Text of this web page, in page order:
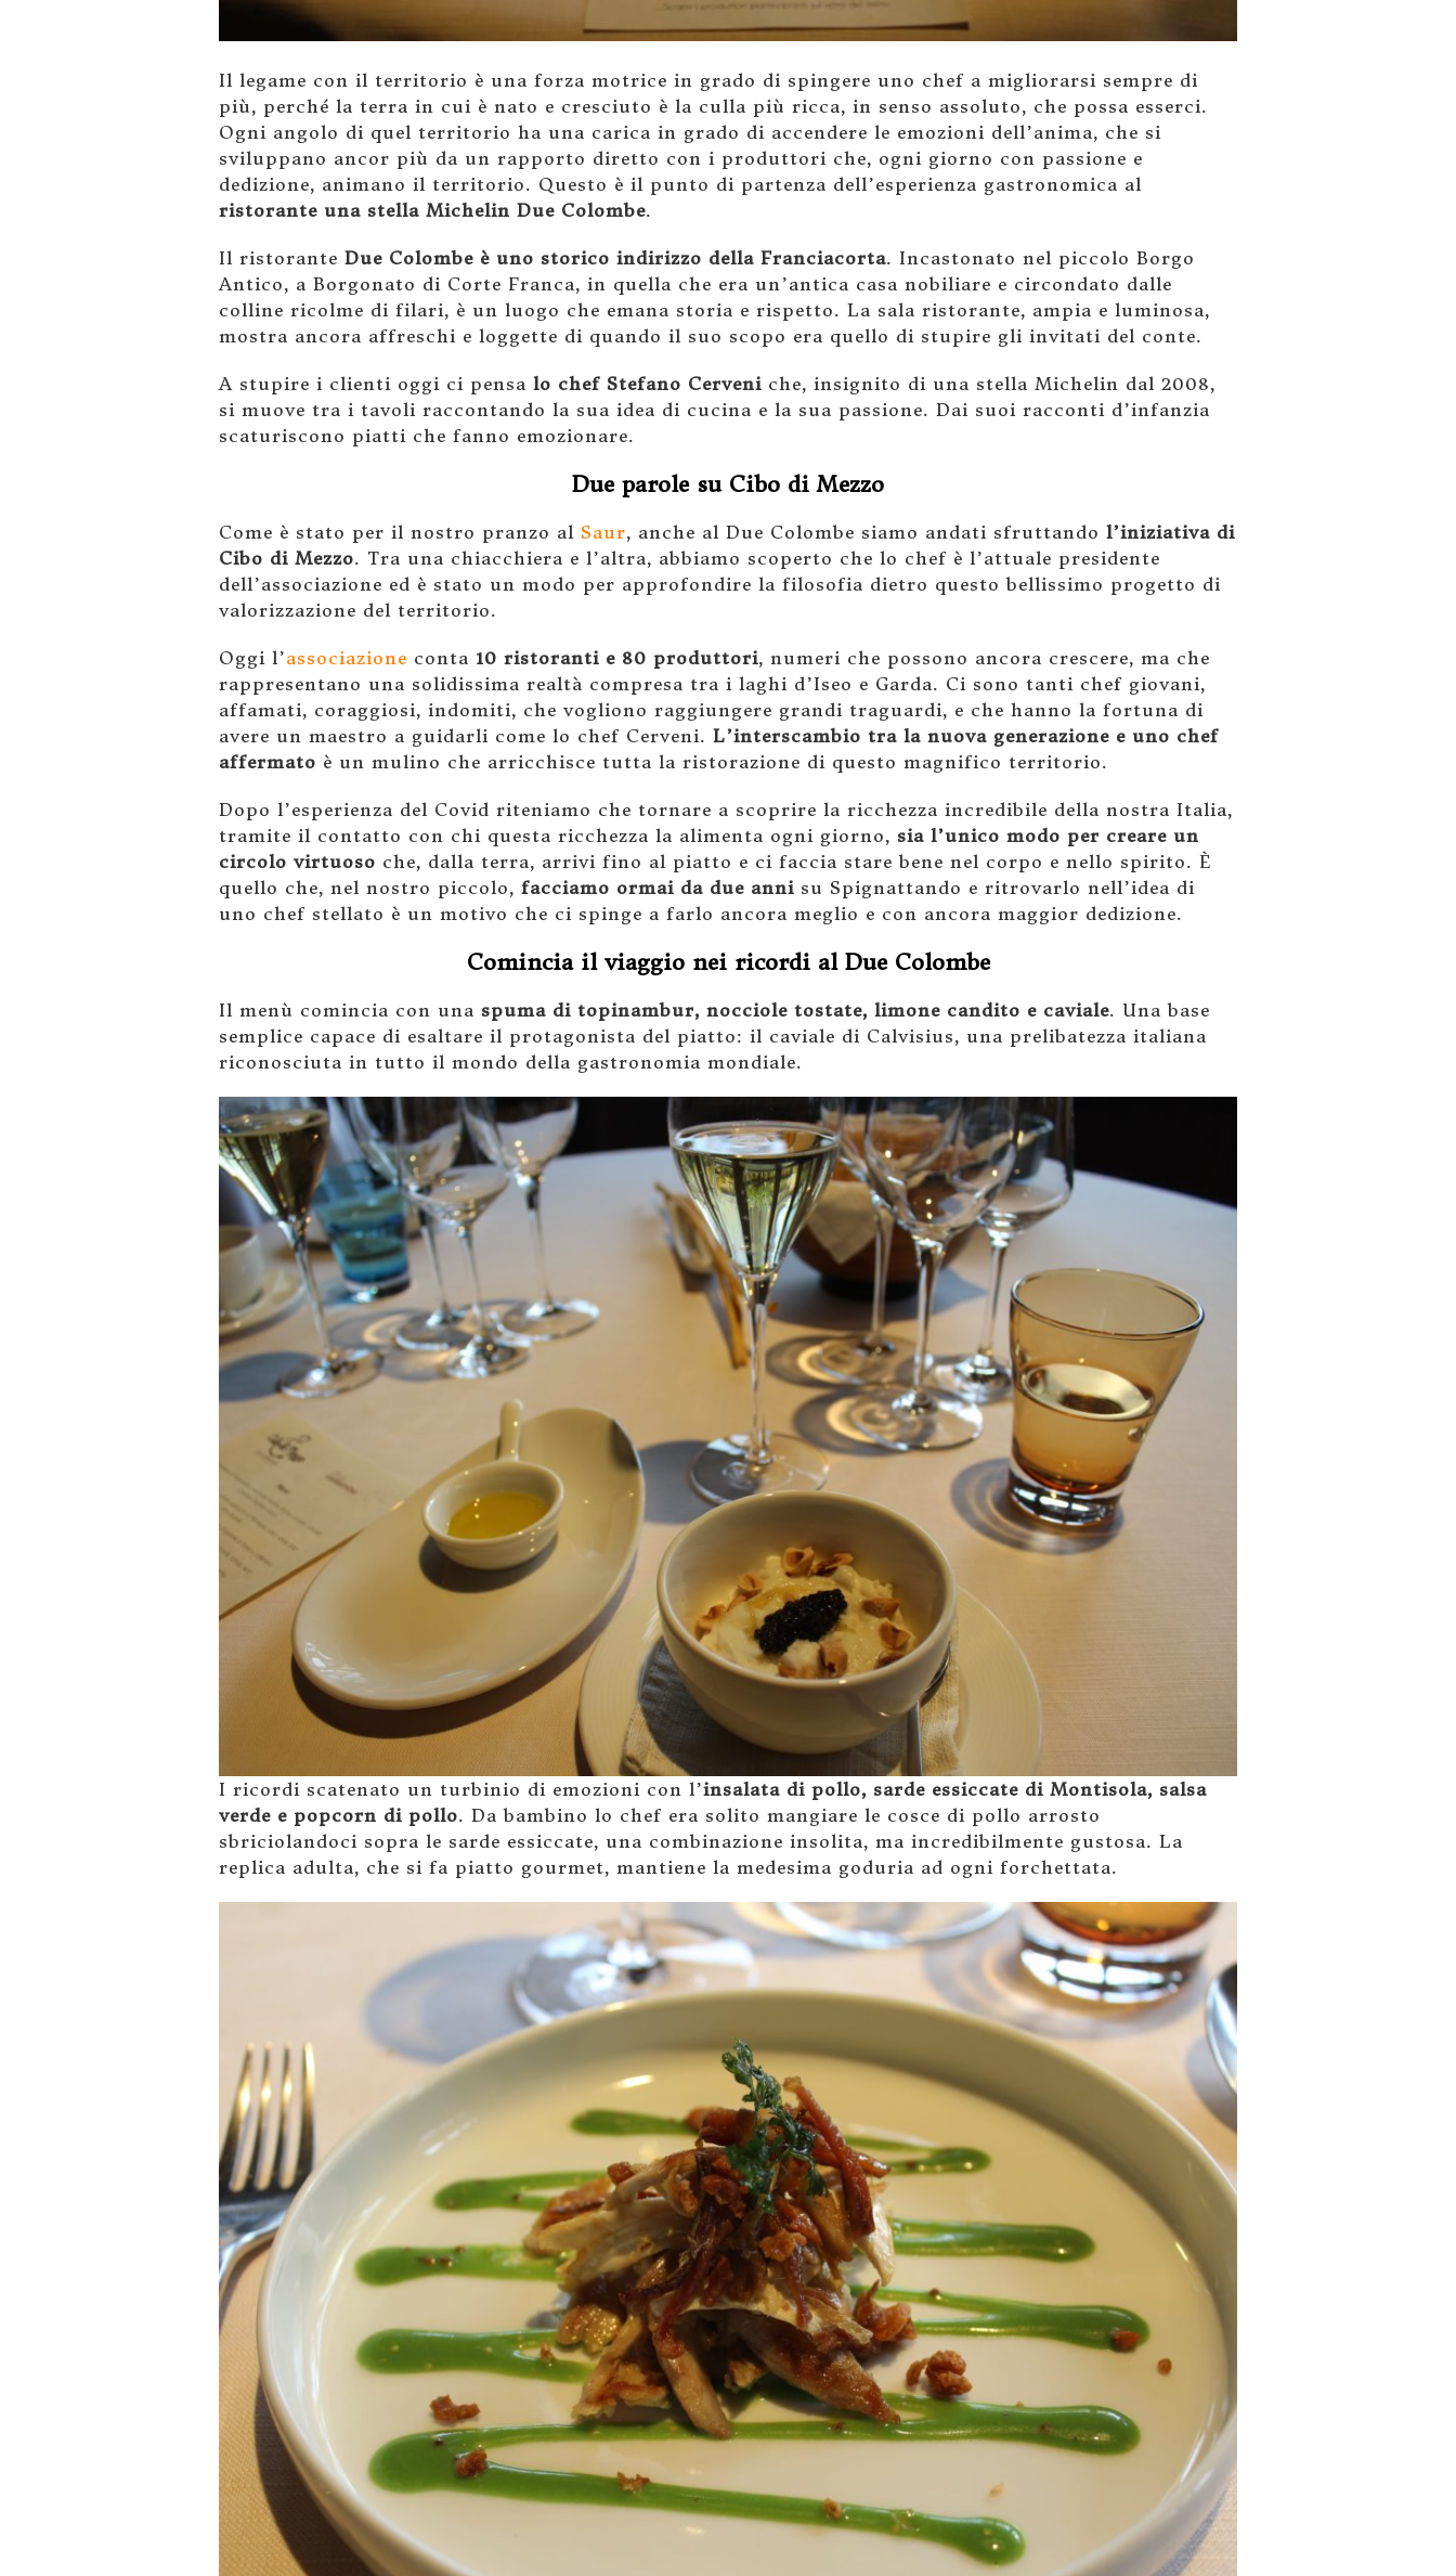
Il legame con il territorio è una forza motrice in grado di spingere uno chef a migliorarsi sempre di
più, perché la terra in cui è nato e cresciuto è la culla più ricca, in senso assoluto, che possa esserci.
Ogni angolo di quel territorio ha una carica in grado di accendere le emozioni dell’anima, che si
sviluppano ancor più da un rapporto diretto con i produttori che, ogni giorno con passione e
dedizione, animano il territorio. Questo è il punto di partenza dell’esperienza gastronomica al
ristorante una stella Michelin Due Colombe.
Il ristorante Due Colombe è uno storico indirizzo della Franciacorta. Incastonato nel piccolo Borgo
Antico, a Borgonato di Corte Franca, in quella che era un’antica casa nobiliare e circondato dalle
colline ricolme di filari, è un luogo che emana storia e rispetto. La sala ristorante, ampia e luminosa,
mostra ancora affreschi e loggette di quando il suo scopo era quello di stupire gli invitati del conte.
A stupire i clienti oggi ci pensa lo chef Stefano Cerveni che, insignito di una stella Michelin dal 2008,
si muove tra i tavoli raccontando la sua idea di cucina e la sua passione. Dai suoi racconti d’infanzia
scaturiscono piatti che fanno emozionare.
Due parole su Cibo di Mezzo
Come è stato per il nostro pranzo al Saur, anche al Due Colombe siamo andati sfruttando l’iniziativa di
Cibo di Mezzo. Tra una chiacchiera e l’altra, abbiamo scoperto che lo chef è l’attuale presidente
dell’associazione ed è stato un modo per approfondire la filosofia dietro questo bellissimo progetto di
valorizzazione del territorio.
Oggi l’associazione conta 10 ristoranti e 80 produttori, numeri che possono ancora crescere, ma che
rappresentano una solidissima realtà compresa tra i laghi d’Iseo e Garda. Ci sono tanti chef giovani,
affamati, coraggiosi, indomiti, che vogliono raggiungere grandi traguardi, e che hanno la fortuna di
avere un maestro a guidarli come lo chef Cerveni. L’interscambio tra la nuova generazione e uno chef
affermato è un mulino che arricchisce tutta la ristorazione di questo magnifico territorio.
Dopo l’esperienza del Covid riteniamo che tornare a scoprire la ricchezza incredibile della nostra Italia,
tramite il contatto con chi questa ricchezza la alimenta ogni giorno, sia l’unico modo per creare un
circolo virtuoso che, dalla terra, arrivi fino al piatto e ci faccia stare bene nel corpo e nello spirito. È
quello che, nel nostro piccolo, facciamo ormai da due anni su Spignattando e ritrovarlo nell’idea di
uno chef stellato è un motivo che ci spinge a farlo ancora meglio e con ancora maggior dedizione.
Comincia il viaggio nei ricordi al Due Colombe
Il menù comincia con una spuma di topinambur, nocciole tostate, limone candito e caviale. Una base
semplice capace di esaltare il protagonista del piatto: il caviale di Calvisius, una prelibatezza italiana
riconosciuta in tutto il mondo della gastronomia mondiale.
I ricordi scatenato un turbinio di emozioni con l’insalata di pollo, sarde essiccate di Montisola, salsa
verde e popcorn di pollo. Da bambino lo chef era solito mangiare le cosce di pollo arrosto
sbriciolandoci sopra le sarde essiccate, una combinazione insolita, ma incredibilmente gustosa. La
replica adulta, che si fa piatto gourmet, mantiene la medesima goduria ad ogni forchettata.